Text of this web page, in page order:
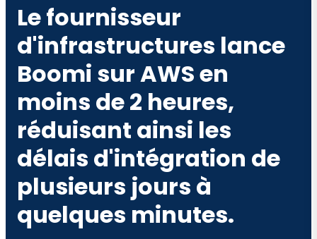
Le fournisseur
d'infrastructures lance
Boomi sur AWS en
moins de 2 heures,
réduisant ainsi les
délais d'intégration de
plusieurs jours à
quelques minutes.